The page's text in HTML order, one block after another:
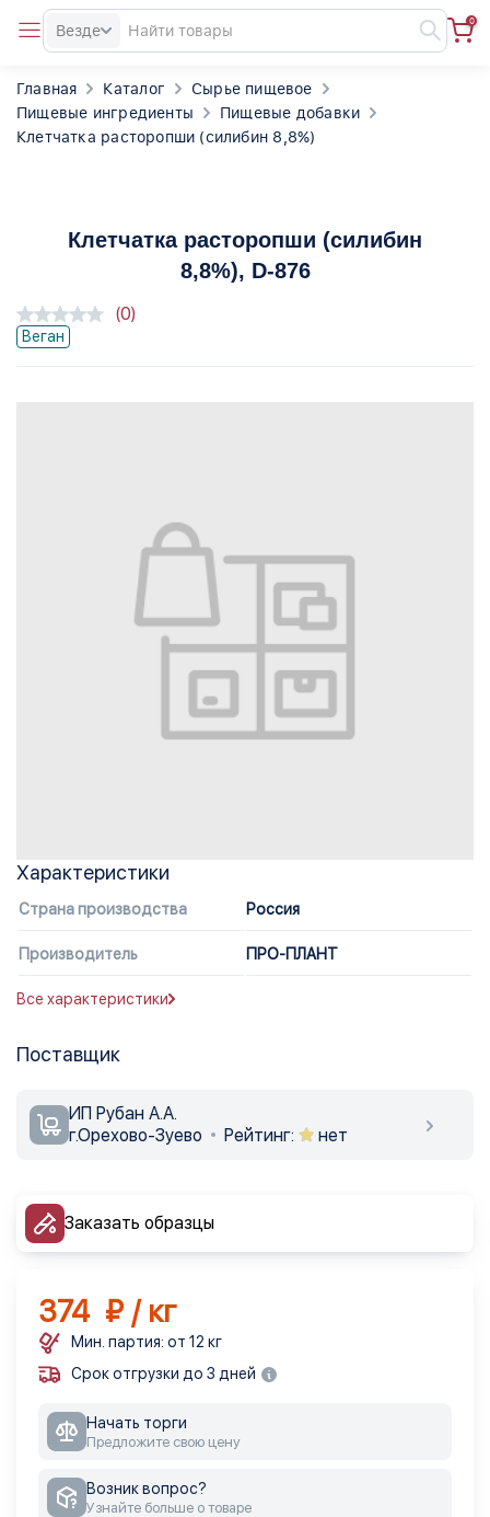
Везде
0
Главная Каталог
Сырье пищевое
Пищевые ингредиенты
Пищевые добавки
Клетчатка расторопши (силибин 8,8%)
Клетчатка расторопши (силибин
8,8%), D-876
Веган
(0)
Характеристики
Страна производства Россия
Производитель ПРО-ПЛАНТ
Все характеристики
Поставщик
ИП Рубан А.А.
г.Орехово-Зуево
Рейтинг: нет
Заказать образцы
374 ₽ / кг
Мин. партия: от 12 кг
Срок отгрузки до 3 дней
Начать торги
Предложите свою цену
Возник вопрос?
Узнайте больше о товаре